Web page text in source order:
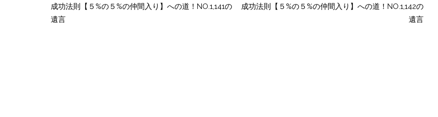
稿
ナ
成功法則【５%の５%の仲間入り】への道！NO.1,141の
遺言
成功法則【５%の５%の仲間入り】への道！NO.1,142の
遺言